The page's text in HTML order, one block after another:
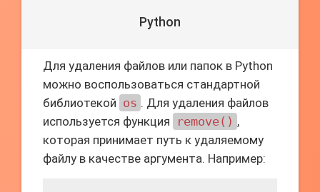
Python
Для удаления файлов или папок в Python
можно воспользоваться стандартной
библиотекой os . Для удаления файлов
используется функция
remove() ,
которая принимает путь к удаляемому
файлу в качестве аргумента. Например: